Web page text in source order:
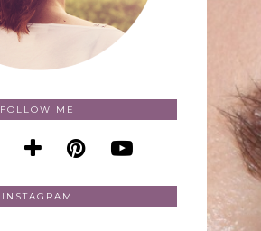
FOLLOW ME
INSTAGRAM